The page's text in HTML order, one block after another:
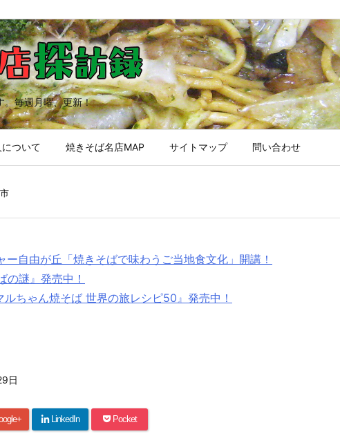
。毎週月曜、更新！
ついて 焼きそば名店MAP サイトマップ 問い合わせ
ー自由が丘「焼きそばで味わうご当地食文化」開講！
の謎』発売中！
ちゃん焼そば 世界の旅レシピ50』発売中！
日
LinkedIn Pocket